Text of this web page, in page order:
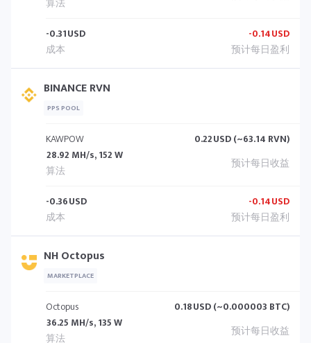
-0.31USD -0.14USD
BINANCE RVN
PPS POOL
KAWPOW
28.92 MH/s, 152 W
0.22USD (~63.14 RVN)
-0.36USD -0.14USD
NH Octopus
MARKETPLACE
Octopus
36.25 MH/s, 135 W
0.18USD (~0.000003 BTC)